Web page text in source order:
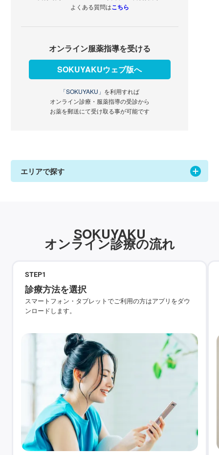
よくある質問はこちら
オンライン服薬指導を受ける
SOKUYAKUウェブ版へ
「SOKUYAKU」 を利用すれば
オンライン診療・服薬指導の受診から
お薬を郵送にて受け取る事が可能です
エリアで探す
SOKUYAKU
オンライン診療の流れ
STEP1
診療方法を選択
スマートフォン・タブレットでご利用の方はアプリをダウ
ンロードします。